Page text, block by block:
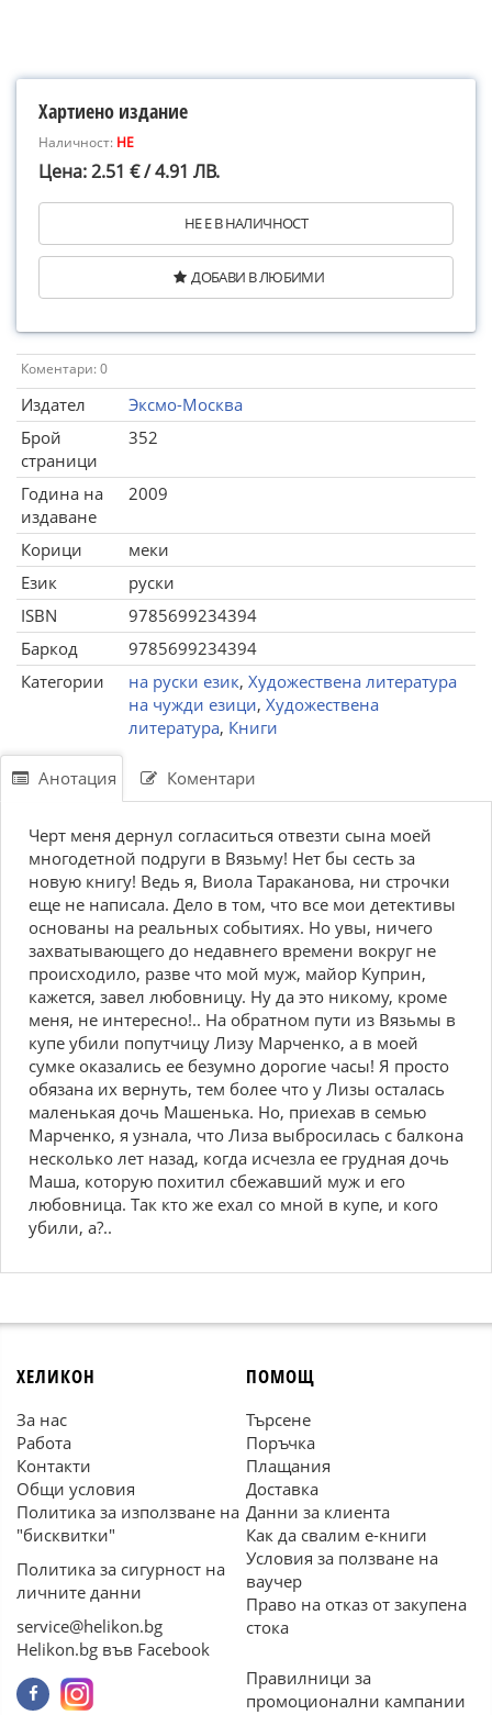
Хартиено издание
Наличност: НЕ
Цена: 2.51 € / 4.91 ЛВ.
НЕ Е В НАЛИЧНОСТ
ДОБАВИ В ЛЮБИМИ
Коментари: 0
Издател
Эксмо-Москва
Брой
страници
352
Година на
издаване
2009
Корици
меки
Език
руски
ISBN
9785699234394
Баркод
9785699234394
Категории
на руски език, Художествена литература
на чужди езици, Художествена
литература, Книги
Анотация Коментари
Черт меня дернул согласиться отвезти сына моей
многодетной подруги в Вязьму! Нет бы сесть за
новую книгу! Ведь я, Виола Тараканова, ни строчки
еще не написала. Дело в том, что все мои детективы
основаны на реальных событиях. Но увы, ничего
захватывающего до недавнего времени вокруг не
происходило, разве что мой муж, майор Куприн,
кажется, завел любовницу. Ну да это никому, кроме
меня, не интересно!.. На обратном пути из Вязьмы в
купе убили попутчицу Лизу Марченко, а в моей
сумке оказались ее безумно дорогие часы! Я просто
обязана их вернуть, тем более что у Лизы осталась
маленькая дочь Машенька. Но, приехав в семью
Марченко, я узнала, что Лиза выбросилась с балкона
несколько лет назад, когда исчезла ее грудная дочь
Маша, которую похитил сбежавший муж и его
любовница. Так кто же ехал со мной в купе, и кого
убили, а?..
ХЕЛИКОН
За нас
Работа
Контакти
Общи условия
Политика за използване на
"бисквитки"
Политика за сигурност на
личните данни
service@helikon.bg
Helikon.bg във Facebook
ПОМОЩ
Търсене
Поръчка
Плащания
Доставка
Данни за клиента
Как да свалим е-книги
Условия за ползване на
ваучер
Право на отказ от закупена
стока
Правилници за
промоционални кампании